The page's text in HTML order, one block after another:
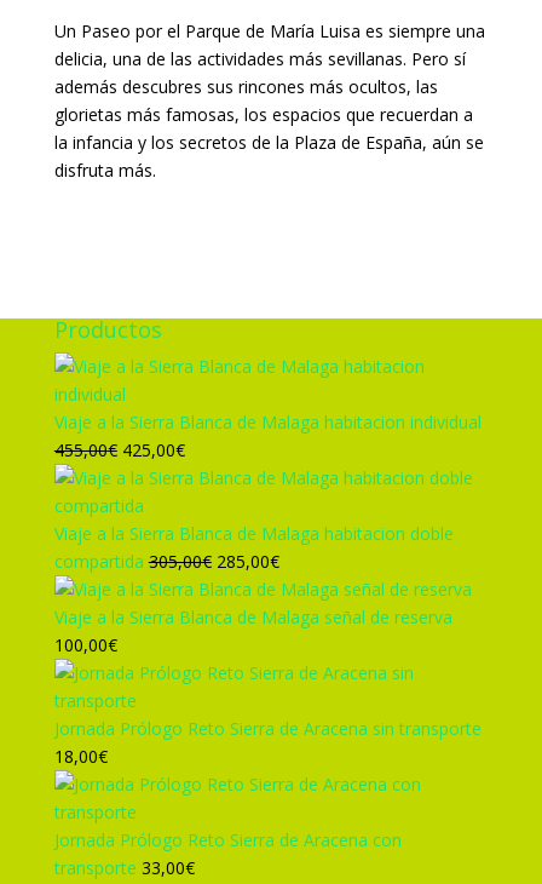
Un Paseo por el Parque de María Luisa es siempre una
delicia, una de las actividades más sevillanas. Pero sí
además descubres sus rincones más ocultos, las
glorietas más famosas, los espacios que recuerdan a
la infancia y los secretos de la Plaza de España, aún se
disfruta más.
Productos
Viaje a la Sierra Blanca de Malaga habitacion individual
455,00€ El
precio
original
era:
455,00€.
425,00€El
precio
es:
425,00€.
Viaje a la Sierra Blanca de Malaga habitacion doble
compartida 305,00€ El
precio
original
305,00€.
285,00€El
precio
actual
285,00€.
Viaje a la Sierra Blanca de Malaga señal de reserva
100,00€
Jornada Prólogo Reto Sierra de Aracena sin transporte
18,00€
Jornada Prólogo Reto Sierra de Aracena con
transporte 33,00€